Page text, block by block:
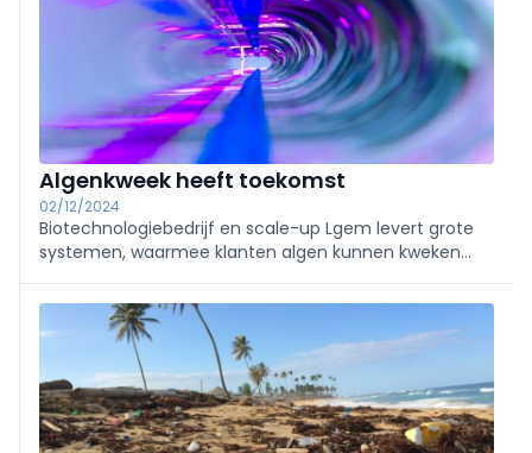
Algenkweek heeft toekomst
02/12/2024
Biotechnologiebedrijf en scale-up Lgem levert grote
systemen, waarmee klanten algen kunnen kweken
vetzuren, een essentieel voedingsbestanddeel voor
mensen en dieren.